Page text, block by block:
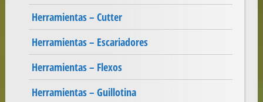
Herramientas – Cutter
Herramientas – Escariadores
Herramientas – Flexos
Herramientas – Guillotina